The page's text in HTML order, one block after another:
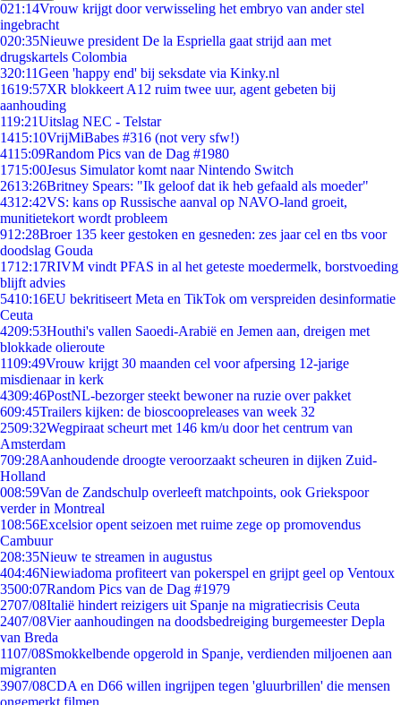
021:14Vrouw krijgt door verwisseling het embryo van ander stel
ingebracht
020:35Nieuwe president De la Espriella gaat strijd aan met
drugskartels Colombia
320:11Geen 'happy end' bij seksdate via Kinky.nl
1619:57XR blokkeert A12 ruim twee uur, agent gebeten bij
aanhouding
119:21Uitslag NEC - Telstar
1415:10VrijMiBabes #316 (not very sfw!)
4115:09Random Pics van de Dag #1980
1715:00Jesus Simulator komt naar Nintendo Switch
2613:26Britney Spears: "Ik geloof dat ik heb gefaald als moeder"
4312:42VS: kans op Russische aanval op NAVO-land groeit,
munitietekort wordt probleem
912:28Broer 135 keer gestoken en gesneden: zes jaar cel en tbs voor
doodslag Gouda
1712:17RIVM vindt PFAS in al het geteste moedermelk, borstvoeding
blijft advies
5410:16EU bekritiseert Meta en TikTok om verspreiden desinformatie
Ceuta
4209:53Houthi's vallen Saoedi-Arabië en Jemen aan, dreigen met
blokkade olieroute
1109:49Vrouw krijgt 30 maanden cel voor afpersing 12-jarige
misdienaar in kerk
4309:46PostNL-bezorger steekt bewoner na ruzie over pakket
609:45Trailers kijken: de bioscoopreleases van week 32
2509:32Wegpiraat scheurt met 146 km/u door het centrum van
Amsterdam
709:28Aanhoudende droogte veroorzaakt scheuren in dijken Zuid-
Holland
008:59Van de Zandschulp overleeft matchpoints, ook Griekspoor
verder in Montreal
108:56Excelsior opent seizoen met ruime zege op promovendus
Cambuur
208:35Nieuw te streamen in augustus
404:46Niewiadoma profiteert van pokerspel en grijpt geel op Ventoux
3500:07Random Pics van de Dag #1979
2707/08Italië hindert reizigers uit Spanje na migratiecrisis Ceuta
2407/08Vier aanhoudingen na doodsbedreiging burgemeester Depla
van Breda
1107/08Smokkelbende opgerold in Spanje, verdienden miljoenen aan
migranten
3907/08CDA en D66 willen ingrijpen tegen 'gluurbrillen' die mensen
ongemerkt filmen